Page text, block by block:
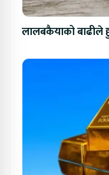
लालबकैयाको बाढीले